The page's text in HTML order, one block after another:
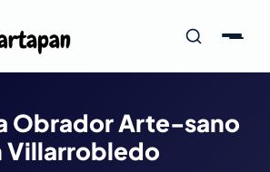
Obrador Arte-sano
Villarrobledo